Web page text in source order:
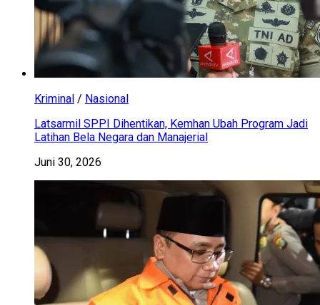
Kriminal / Nasional
Latsarmil SPPI Dihentikan, Kemhan Ubah Program Jadi
Latihan Bela Negara dan Manajerial
Juni 30, 2026